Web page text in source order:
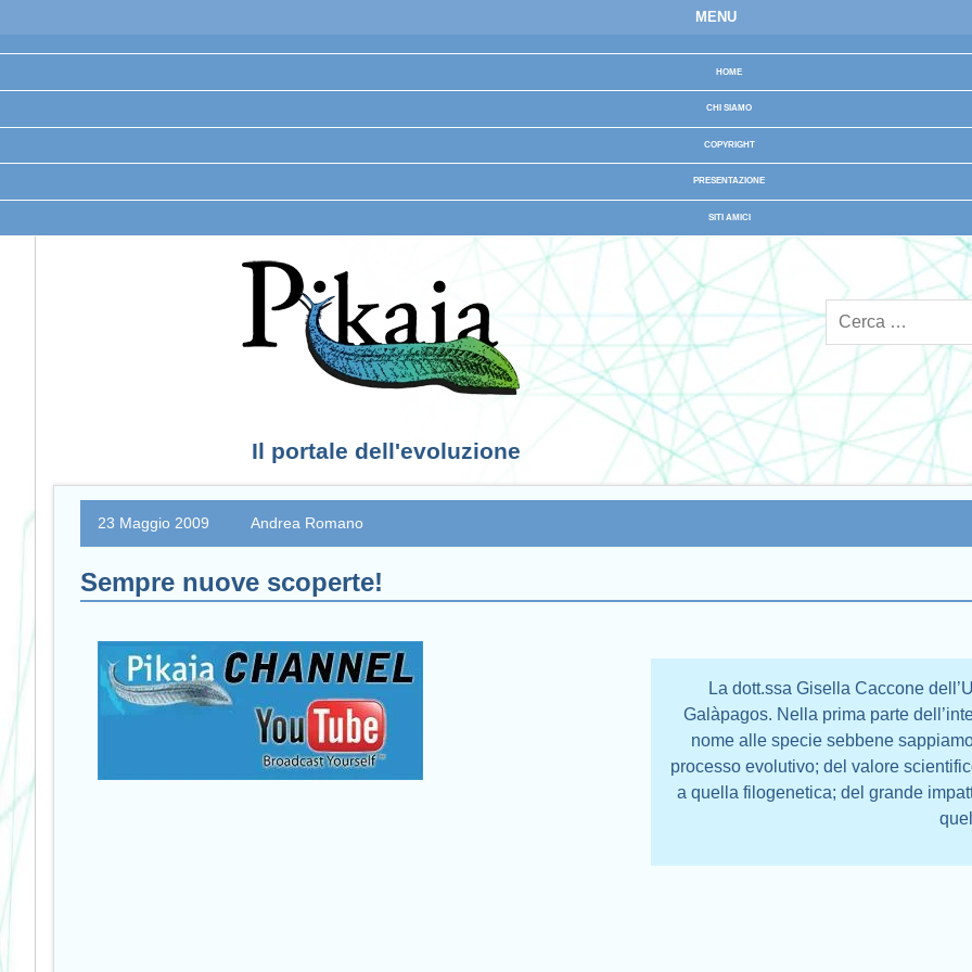
MENU
HOME
CHI SIAMO
COPYRIGHT
PRESENTAZIONE
SITI AMICI
Il portale dell'evoluzione
23 Maggio 2009 Andrea Romano
Sempre nuove scoperte!
La dott.ssa Gisella Caccone
Galàpagos. Nella prima parte
nome alle specie sebbene
processo evolutivo; del valore
a quella filogenetica; del grande